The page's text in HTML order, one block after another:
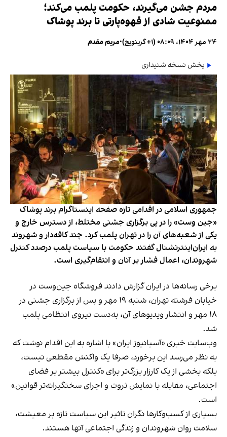
مردم جشن می‌گیرند، حکومت پلمب می‌کند؛
ممنوعیت شادی از قهوه‌پارتی تا برند پوشاک
۲۴ مهر ۱۴۰۴، ۰۸:۰۹ (‎+۱ گرینویچ) •مریم مقدم
پخش نسخه شنیداری
جمهوری اسلامی در اقدامی تازه صفحه اینستاگرام برند پوشاک
«جین وست» را در پی برگزاری جشنی مختلط، از دسترس خارج و
یکی از شعبه‌های آن را در تهران پلمب کرد. چند کافه‌‌دار و شهروند
به ایران‌اینترنشنال گفتند حکومت با سیاست پلمب درصدد کنترل
شهروندان، اعمال فشار بر آنان و انتقام‌گیری است.
برخی رسانه‌ها در ایران گزارش دادند فروشگاه جین‌وست در
خیابان فرشته تهران، شنبه ۱۹ مهر و پس از برگزاری جشنی در
۱۸ مهر و انتشار ویدیوهای آن، به‌دست نیروی انتظامی پلمب
شد.
وب‌سایت خبری «آسیانیوز ایران» با اشاره به این اقدام نوشت که
به نظر می‌رسد این برخورد، صرفا یک واکنش مقطعی نیست،
بلکه بخشی از یک کارزار بزرگ‌تر برای «کنترل بیشتر بر فضای
اجتماعی، مقابله با نمایش ثروت و اجرای سختگیرانه‌تر قوانین»
است.
بسیاری از کسب‌وکارها نگران تاثیر این سیاست‌ تازه بر معیشت،
سلامت روان شهروندان و زندگی اجتماعی آنها هستند.